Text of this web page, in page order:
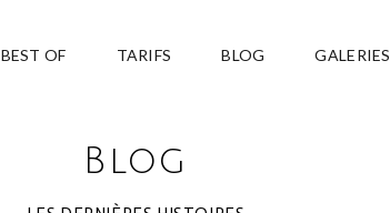
BEST OF TARIFS BLOG GALERIES
Blog